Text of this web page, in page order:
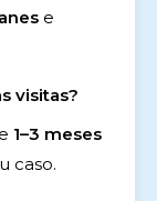
e
visitas?
1–3 meses
caso.